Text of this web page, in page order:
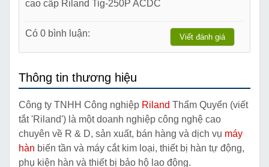
cao cấp Riland Tig-250P ACDC
Có 0 bình luận: Viết đánh giá
Thông tin thương hiệu
Công ty TNHH Công nghiệp Riland Thẩm Quyến (viết
tắt 'Riland') là một doanh nghiệp công nghệ cao
chuyên về R & D, sản xuất, bán hàng và dịch vụ máy
hàn biến tần và máy cắt kim loại, thiết bị hàn tự động,
phụ kiện hàn và thiết bị bảo hộ lao động.